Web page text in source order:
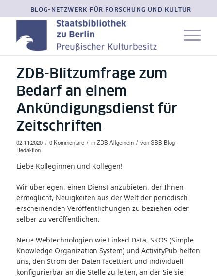
BLOG-NETZWERK FÜR FORSCHUNG UND KULTUR
ZDB-Blitzumfrage zum
Bedarf an einem
Ankündigungsdienst für
Zeitschriften
02.11.2020 / 0 Kommentare / inZDB Allgemein / vonSBB Blog-
Redaktion
Liebe Kolleginnen und Kollegen!
Wir überlegen, einen Dienst anzubieten, der Ihnen
ermöglicht, Neuigkeiten aus der Welt der periodisch
erscheinenden Veröffentlichungen zu beziehen oder
selber zu veröffentlichen.
Neue Webtechnologien wie Linked Data, SKOS (Simple
Knowledge Organization System) und ActivityPub helfen
uns, den Strom der Daten facettiert und individuell
konfigurierbar an die Stelle zu leiten, an der Sie sie